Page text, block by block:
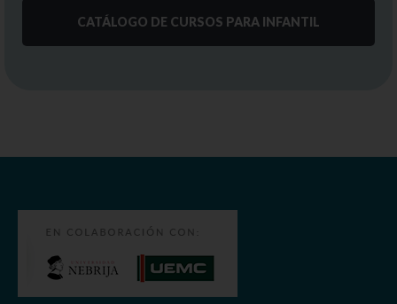
CATÁLOGO DE CURSOS PARA INFANTIL